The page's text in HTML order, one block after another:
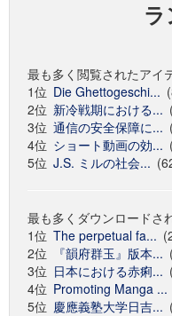
ラ
最も多く閲覧されたアイ
1位 Die Ghettogeschi...
2位 新冷戦期における...
3位 通信の安全保障に...
4位 ショート動画の効...
5位 J.S. ミルの社会...
最も多くダウンロードさ
1位 The perpetual fa...
2位
『韻府群玉』版本...
3位 日本における赤痢...
4位 Promoting Manga ...
5位 慶應義塾大学日吉...